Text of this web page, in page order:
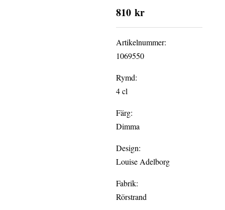
810kr
Artikelnummer:
1069550
Rymd:
4 cl
Färg:
Dimma
Design:
Louise Adelborg
Fabrik:
Rörstrand